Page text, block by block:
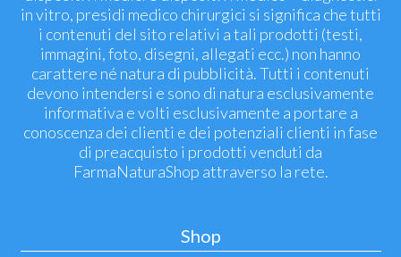
in vitro, presidi medico chirurgici si significa che tutti
i contenuti del sito relativi a tali prodotti (testi,
immagini, foto, disegni, allegati ecc.) non hanno
carattere né natura di pubblicità. Tutti i contenuti
devono intendersi e sono di natura esclusivamente
informativa e volti esclusivamente a portare a
conoscenza dei clienti e dei potenziali clienti in fase
di preacquisto i prodotti venduti da
FarmaNaturaShop attraverso la rete.
Shop